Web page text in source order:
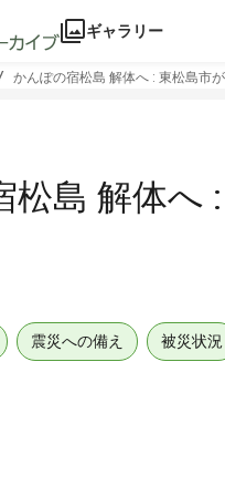
ギャラリー
かんぽの宿松島 解体へ : 東松島市
松島 解体へ
震災への備え 被災状況